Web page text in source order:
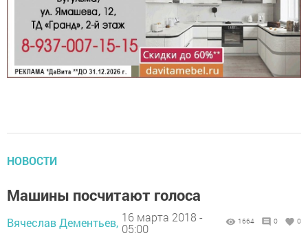
НОВОСТИ
Машины посчитают голоса
Вячеслав Дементьев, 16 марта 2018 -
05:00
1664 0 0